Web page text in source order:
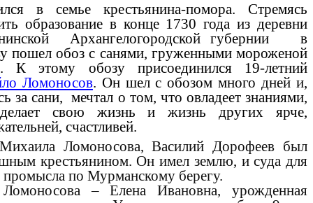
в семье крестьянина-помора. Стремясь
образование в конце 1730 года из деревни
Архангелогородской губернии в
пошел обоз с санями, груженными мороженой
К этому обозу присоединился 19-летний
Ломоносов. Он шел с обозом много дней и,
за сани, мечтал о том, что овладеет знаниями,
свою жизнь и жизнь других ярче,
счастливей.
Ломоносова, Василий Дорофеев был
крестьянином. Он имел землю, и суда для
по Мурманскому берегу.
– Елена Ивановна, урожденная